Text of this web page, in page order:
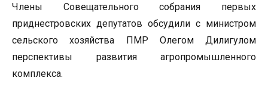
Члены Совещательного собрания первых
приднестровских депутатов обсудили с министром
сельского хозяйства ПМР Олегом Дилигулом
перспективы развития агропромышленного
комплекса.